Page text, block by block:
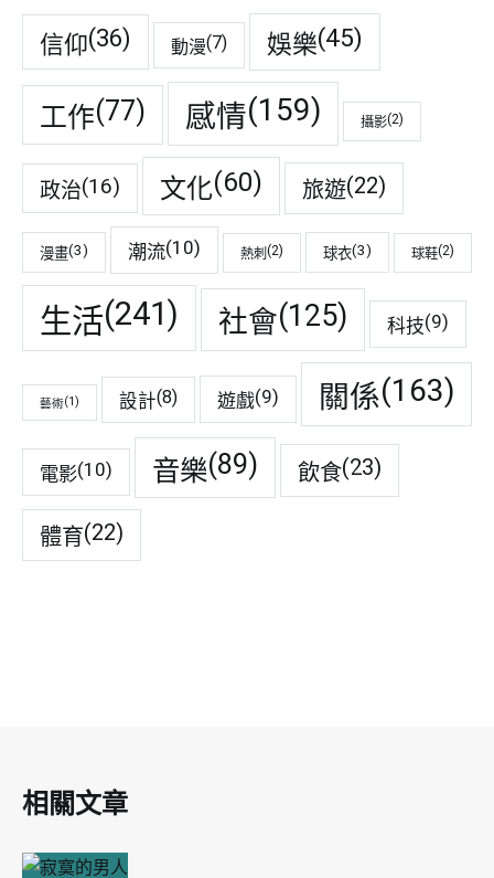
信仰(36) 動漫(7) 娛樂(45)
工作(77) 感情(159) 攝影(2)
政治(16) 文化(60) 旅遊(22)
漫畫(3) 潮流(10) 熱刺 (2) 球衣(3) 球鞋(2)
生活(241) 社會(125) 科技(9)
藝術(1) 設計(8) 遊戲(9) 關係(163)
電影(10) 音樂(89) 飲食(23)
體育(22)
相關文章